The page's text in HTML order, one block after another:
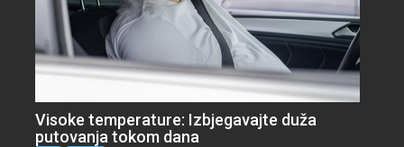
Visoke temperature: Izbjegavajte duža
putovanja tokom dana